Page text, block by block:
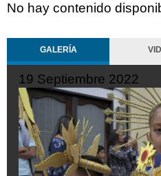
No hay contenido
GALERÍA
19 Septiembre 2022